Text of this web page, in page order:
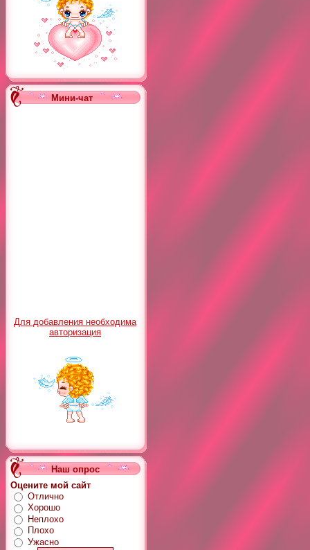
Мини-чат
Для добавления необходима
авторизация
Наш опрос
Оцените мой сайт
Отлично
Хорошо
Неплохо
Плохо
Ужасно